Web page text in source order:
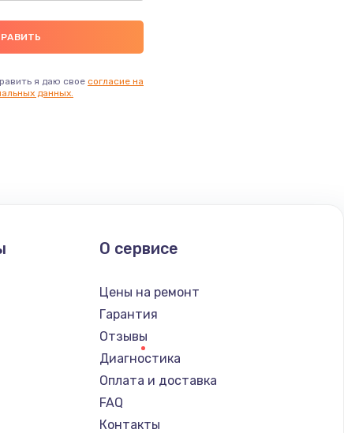
я даю свое согласие на
данных.
О сервисе
Цены на ремонт
Гарантия
Отзывы
Диагностика
Оплата и доставка
FAQ
Контакты